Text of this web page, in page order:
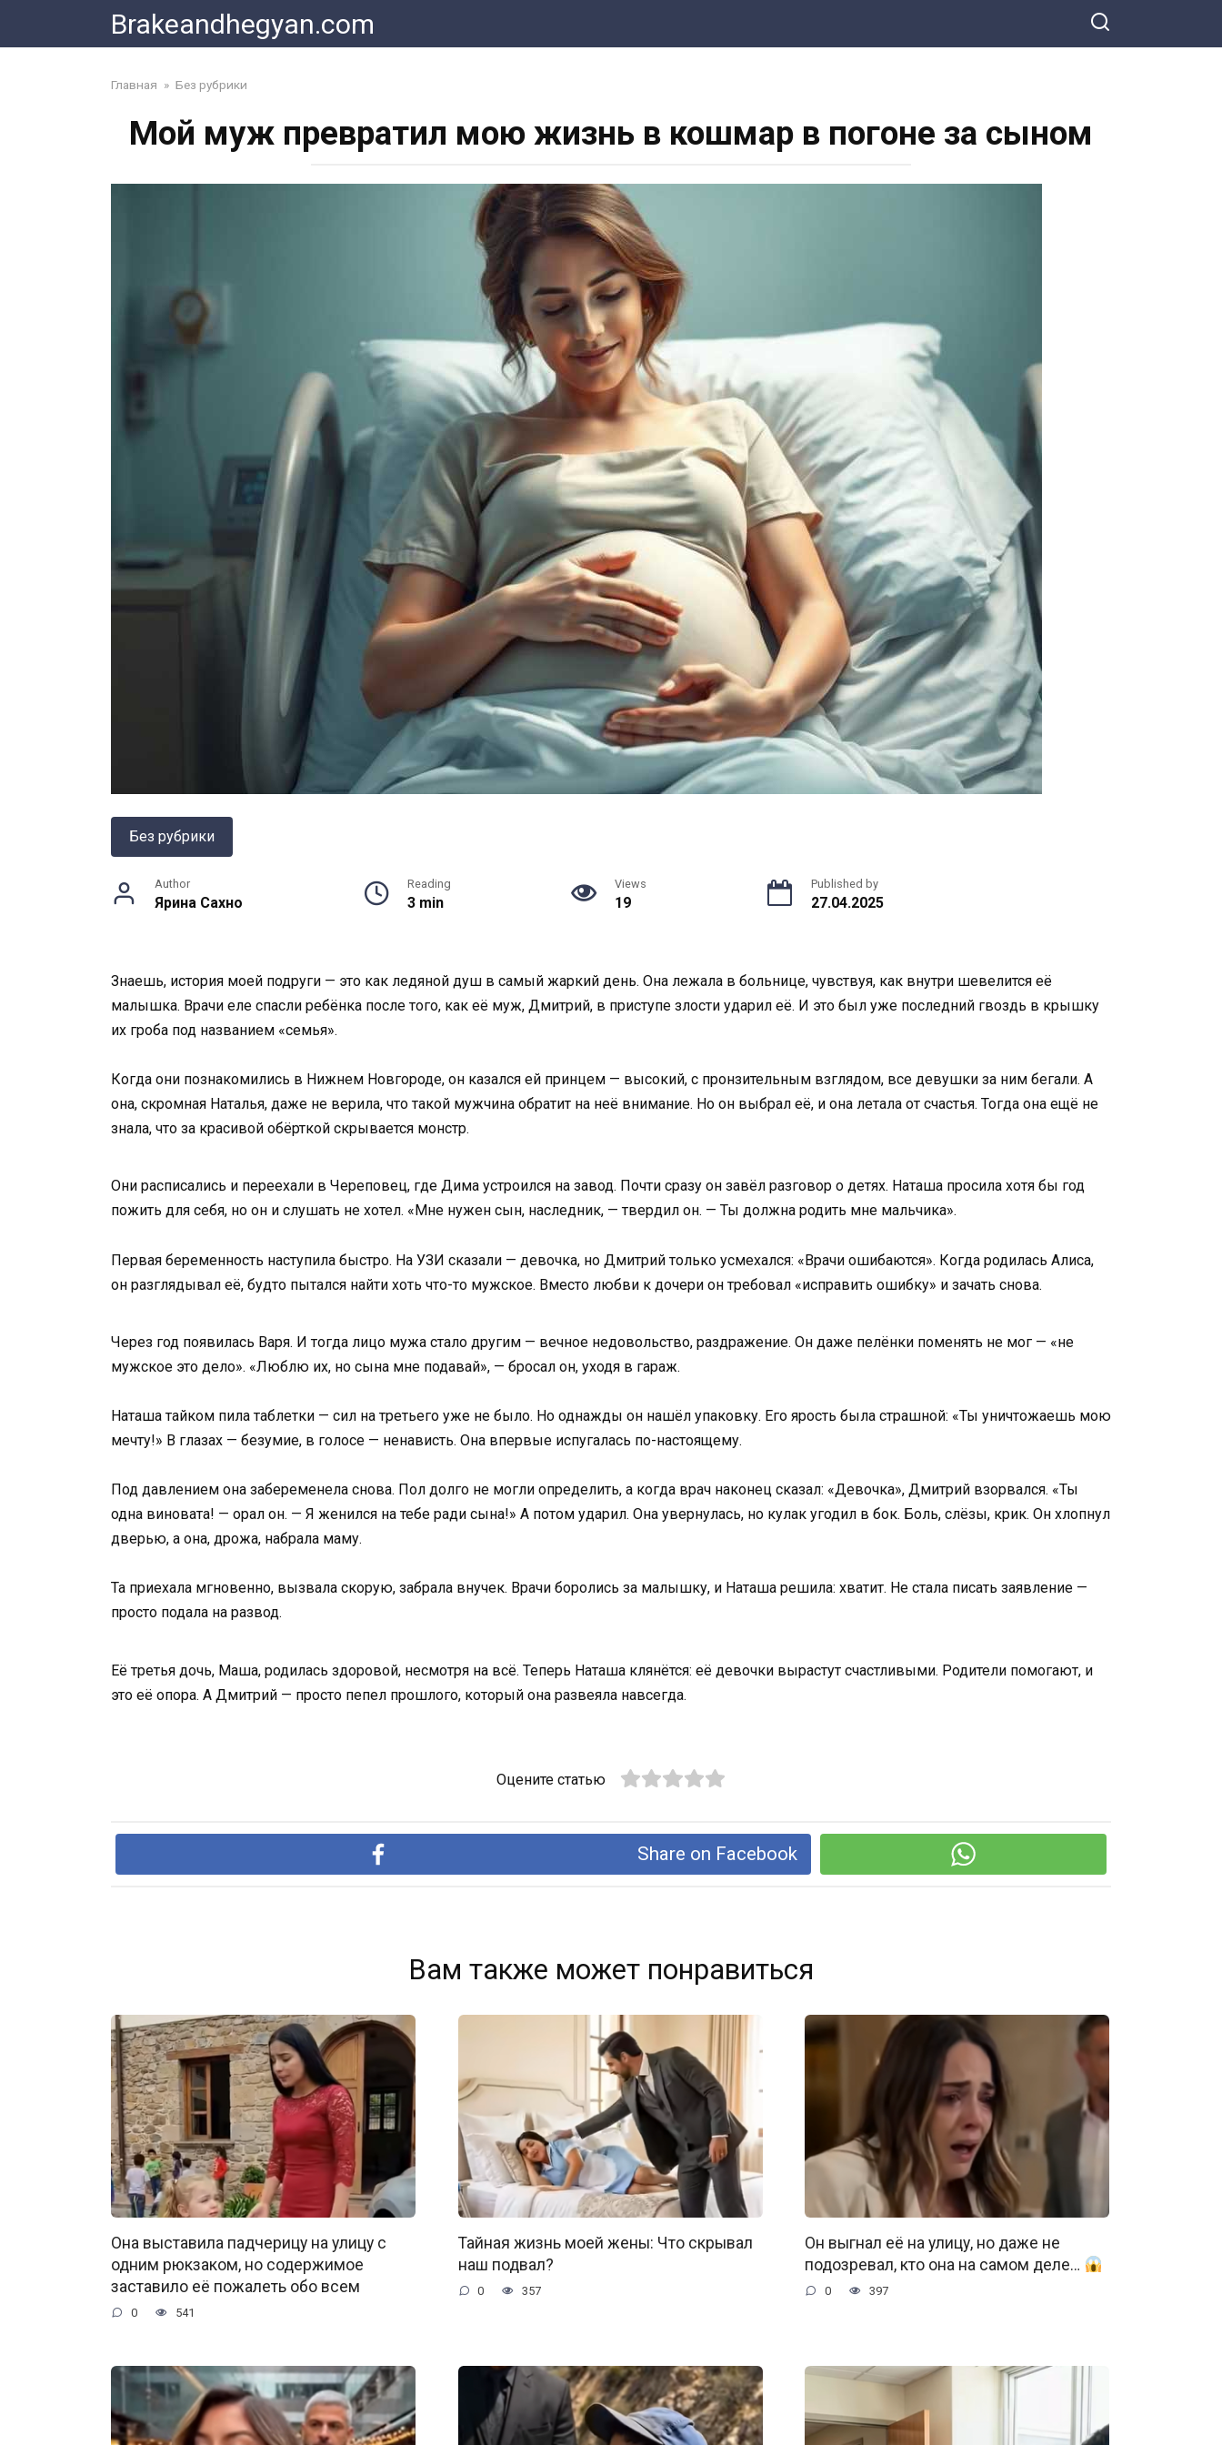
content
Brakeandhegyan.com
Главная » Без рубрики
Мой муж превратил мою жизнь в кошмар в погоне за сыном
Без рубрики
Author
Ярина Сахно
Reading
3 min
Views
19
Published by
27.04.2025
Знаешь, история моей подруги — это как ледяной душ в самый жаркий день. Она лежала в больнице, чувствуя, как внутри шевелится её
малышка. Врачи еле спасли ребёнка после того, как её муж, Дмитрий, в приступе злости ударил её. И это был уже последний гвоздь в крышку
их гроба под названием «семья».
Когда они познакомились в Нижнем Новгороде, он казался ей принцем — высокий, с пронзительным взглядом, все девушки за ним бегали. А
она, скромная Наталья, даже не верила, что такой мужчина обратит на неё внимание. Но он выбрал её, и она летала от счастья. Тогда она ещё не
знала, что за красивой обёрткой скрывается монстр.
Они расписались и переехали в Череповец, где Дима устроился на завод. Почти сразу он завёл разговор о детях. Наташа просила хотя бы год
пожить для себя, но он и слушать не хотел. «Мне нужен сын, наследник, — твердил он. — Ты должна родить мне мальчика».
Первая беременность наступила быстро. На УЗИ сказали — девочка, но Дмитрий только усмехался: «Врачи ошибаются». Когда родилась Алиса,
он разглядывал её, будто пытался найти хоть что-то мужское. Вместо любви к дочери он требовал «исправить ошибку» и зачать снова.
Через год появилась Варя. И тогда лицо мужа стало другим — вечное недовольство, раздражение. Он даже пелёнки поменять не мог — «не
мужское это дело». «Люблю их, но сына мне подавай», — бросал он, уходя в гараж.
Наташа тайком пила таблетки — сил на третьего уже не было. Но однажды он нашёл упаковку. Его ярость была страшной: «Ты уничтожаешь мою
мечту!» В глазах — безумие, в голосе — ненависть. Она впервые испугалась по-настоящему.
Под давлением она забеременела снова. Пол долго не могли определить, а когда врач наконец сказал: «Девочка», Дмитрий взорвался. «Ты
одна виновата! — орал он. — Я женился на тебе ради сына!» А потом ударил. Она увернулась, но кулак угодил в бок. Боль, слёзы, крик. Он хлопнул
дверью, а она, дрожа, набрала маму.
Та приехала мгновенно, вызвала скорую, забрала внучек. Врачи боролись за малышку, и Наташа решила: хватит. Не стала писать заявление —
просто подала на развод.
Её третья дочь, Маша, родилась здоровой, несмотря на всё. Теперь Наташа клянётся: её девочки вырастут счастливыми. Родители помогают, и
это её опора. А Дмитрий — просто пепел прошлого, который она развеяла навсегда.
Оцените статью
Share on Facebook
Вам также может понравиться
Она выставила падчерицу на улицу с
одним рюкзаком, но содержимое
заставило её пожалеть обо всем
0 541
Тайная жизнь моей жены: Что скрывал
наш подвал?
0 357
Он выгнал её на улицу, но даже не
подозревал, кто она на самом деле…
0 397